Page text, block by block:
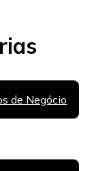
de Negócio